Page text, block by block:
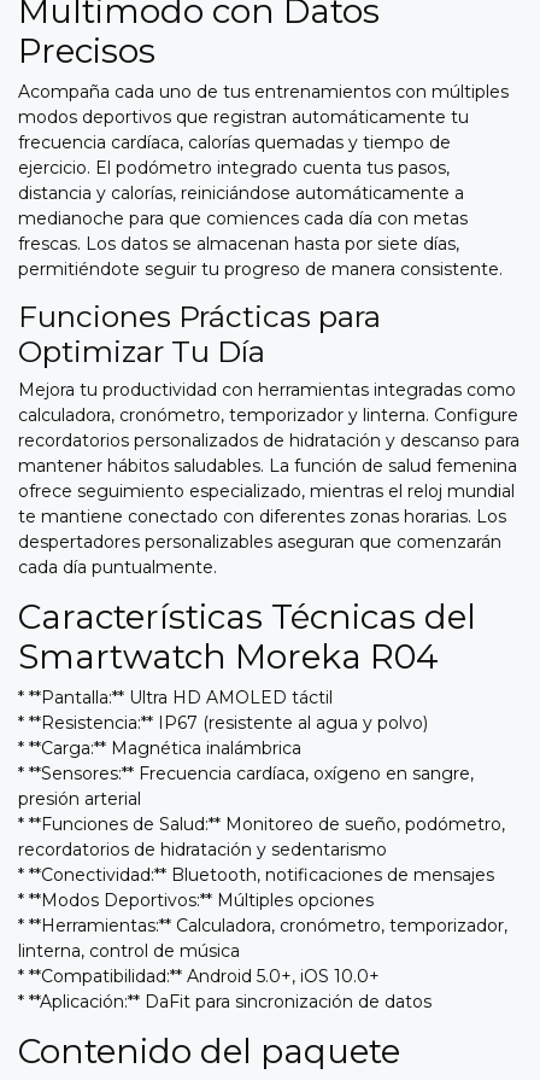
Multimodo con Datos
Precisos
Acompaña cada uno de tus entrenamientos con múltiples
modos deportivos que registran automáticamente tu
frecuencia cardíaca, calorías quemadas y tiempo de
ejercicio. El podómetro integrado cuenta tus pasos,
distancia y calorías, reiniciándose automáticamente a
medianoche para que comiences cada día con metas
frescas. Los datos se almacenan hasta por siete días,
permitiéndote seguir tu progreso de manera consistente.
Funciones Prácticas para
Optimizar Tu Día
Mejora tu productividad con herramientas integradas como
calculadora, cronómetro, temporizador y linterna. Configure
recordatorios personalizados de hidratación y descanso para
mantener hábitos saludables. La función de salud femenina
ofrece seguimiento especializado, mientras el reloj mundial
te mantiene conectado con diferentes zonas horarias. Los
despertadores personalizables aseguran que comenzarán
cada día puntualmente.
Características Técnicas del
Smartwatch Moreka R04
* **Pantalla:** Ultra HD AMOLED táctil
* **Resistencia:** IP67 (resistente al agua y polvo)
* **Carga:** Magnética inalámbrica
* **Sensores:** Frecuencia cardíaca, oxígeno en sangre,
presión arterial
* **Funciones de Salud:** Monitoreo de sueño, podómetro,
recordatorios de hidratación y sedentarismo
* **Conectividad:** Bluetooth, notificaciones de mensajes
* **Modos Deportivos:** Múltiples opciones
* **Herramientas:** Calculadora, cronómetro, temporizador,
linterna, control de música
* **Compatibilidad:** Android 5.0+, iOS 10.0+
* **Aplicación:** DaFit para sincronización de datos
Contenido del paquete